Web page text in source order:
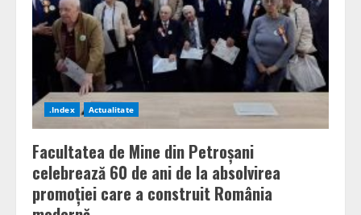
în
parada
absolvenților
.Index Actualitate
Facultatea de Mine din Petroșani
celebrează 60 de ani de la absolvirea
promoției care a construit România